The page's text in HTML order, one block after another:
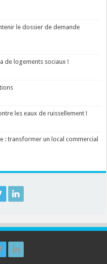
le dossier de demande
de logements sociaux !
les eaux de ruissellement !
transformer un local commercial